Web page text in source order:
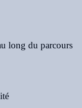
long du parcours